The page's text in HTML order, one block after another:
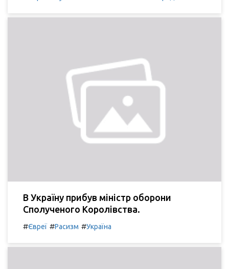
В Україну прибув міністр оборони
Сполученого Королівства.
#Євреї #Расизм #Україна